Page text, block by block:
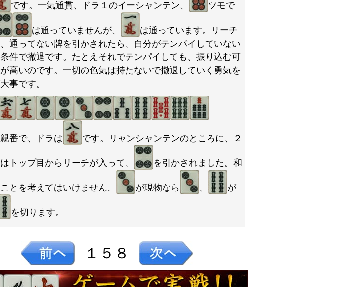
です。一気通貫、ドラ１のイーシャンテン、 ツモで
は通っていませんが、
は通っています。リーチ
通ってない牌を引かされたら、自分がテンパイしていない
件で撤退です。たとえそれでテンパイしても、振り込む可
高いのです。一切の色気は持たないで撤退していく勇気を
事です。
番で、ドラは です。リャンシャンテンのところに、２
トップ目からリーチが入って、 を引かされました。和
とを考えてはいけません。 が現物なら 、 が
を切ります。
１５８